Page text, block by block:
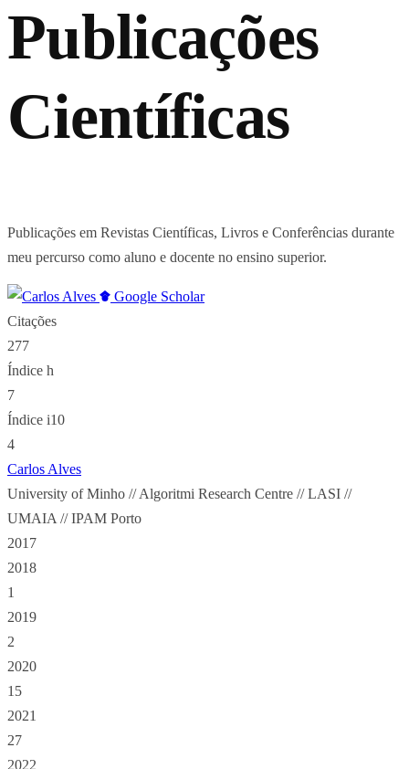
Publicações
Científicas
Publicações em Revistas Científicas, Livros e Conferências durante
meu percurso como aluno e docente no ensino superior.
Google Scholar
Citações
277
Índice h
7
Índice i10
4
Carlos Alves
University of Minho // Algoritmi Research Centre // LASI //
UMAIA // IPAM Porto
2017
2018
1
2019
2
2020
15
2021
27
2022